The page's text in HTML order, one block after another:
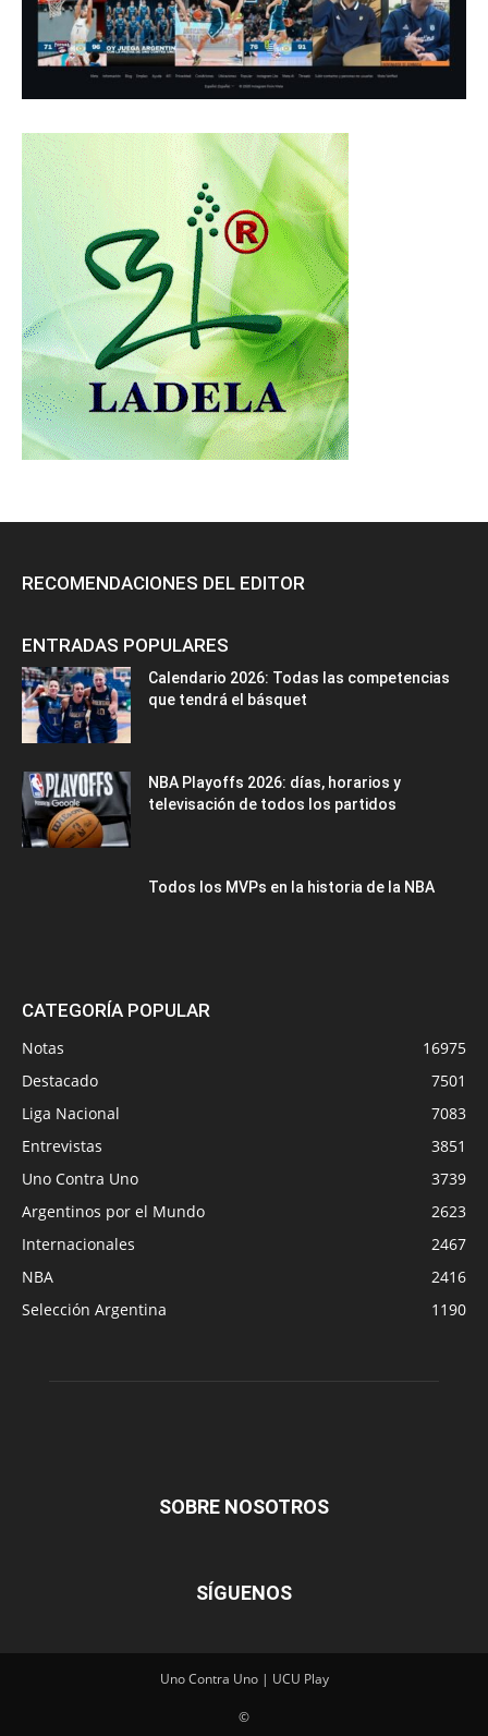
RECOMENDACIONES DEL EDITOR
ENTRADAS POPULARES
Calendario 2026: Todas las competencias
que tendrá el básquet
NBA Playoffs 2026: días, horarios y
televisación de todos los partidos
Todos los MVPs en la historia de la NBA
CATEGORÍA POPULAR
Notas
16975
Destacado
7501
Liga Nacional
7083
Entrevistas
3851
Uno Contra Uno
3739
Argentinos por el Mundo
2623
Internacionales
2467
NBA
2416
Selección Argentina
1190
SOBRE NOSOTROS
SÍGUENOS
Uno Contra Uno | UCU Play
©